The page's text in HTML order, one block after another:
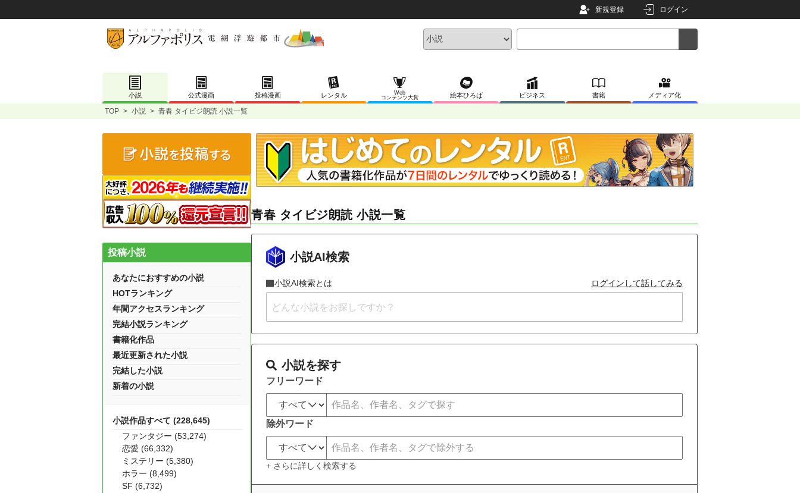
新規登録 ログイン
小説 公式漫画 投稿漫画 レンタル
Web
コンテンツ大賞
絵本ひろば ビジネス 書籍 メディア化
TOP > 小説 > 青春 タイビジ朗読 小説一覧
青春 タイビジ朗読 小説一覧
小説AI検索
小説AI検索とは ログインして話してみる
小説を探す
フリーワード
除外ワード
+ さらに詳しく検索する
投稿小説
あなたにおすすめの小説
HOTランキング
年間アクセスランキング
完結小説ランキング
書籍化作品
最近更新された小説
完結した小説
新着の小説
小説作品すべて (228,645)
ファンタジー (53,274)
恋愛 (66,332)
ミステリー (5,380)
ホラー (8,499)
SF (6,732)